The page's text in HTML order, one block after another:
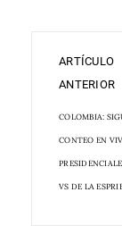
ARTÍCULO
ANTERIOR
COLOMBIA:
CONTEO EN
VS DE LA